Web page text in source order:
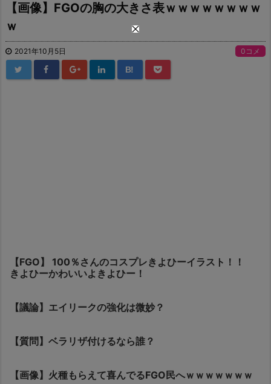
【画像】FGOの胸の大きさ表ｗｗｗｗｗｗｗｗ
ｗ
2021年10月5日 0コメ
B!
【FGO】 100％さんのコスプレきよひーイラスト！！
きよひーかわいいよきよひー！
【議論】エイリークの強化は微妙？
【質問】ベラリザ付けるなら誰？
【画像】火種もらえて喜んでるFGO民へｗｗｗｗｗｗｗ